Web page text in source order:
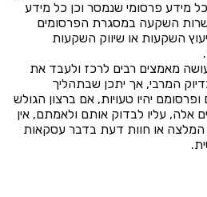
1995, וכל מידע פרסומי שנמסר וכן כל מידע
השקעה במסגרת הפרסומים
השקעות או שיווק השקעות
מאמצים רבים לרכז ולעבד את
המרבי, אך יתכן שבתהליך
יהיו טעויות, אם ברצון הגולש
אלה, עליו לבדוק אותם ולאמתם, אין
או חוות דעת בדבר עסקאות